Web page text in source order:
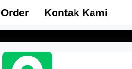
Kontak Kami